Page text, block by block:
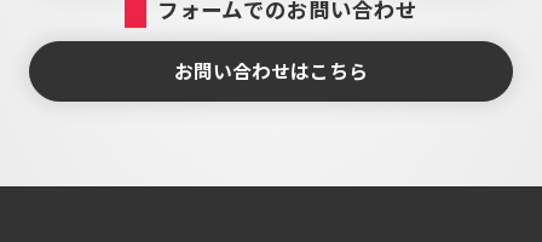
フォームでのお問い合わせ
お問い合わせはこちら